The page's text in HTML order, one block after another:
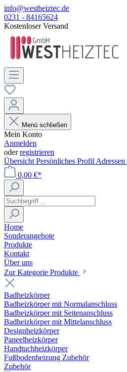
info@westheiztec.de
0231 - 84165624
Kostenloser Versand
Menü schließen
Mein Konto
Anmelden
oderregistrieren
Übersicht Persönliches Profil Adressen
0,00 €*
Home
Sonderangebote
Produkte
Kontakt
Über uns
Zur Kategorie Produkte
Badheizkörper
Badheizkörper mit Normalanschluss
Badheizkörper mit Seitenanschluss
Badheizkörper mit Mittelanschluss
Designheizkörper
Paneelheizkörper
Handtuchheizkörper
Fußbodenheizung Zubehör
Zubehör